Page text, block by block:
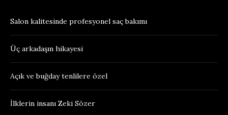
Salon kalitesinde profesyonel saç bakımı
Üç arkadaşın hikayesi
Açık ve buğday tenlilere özel
İlklerin insanı Zeki Sözer